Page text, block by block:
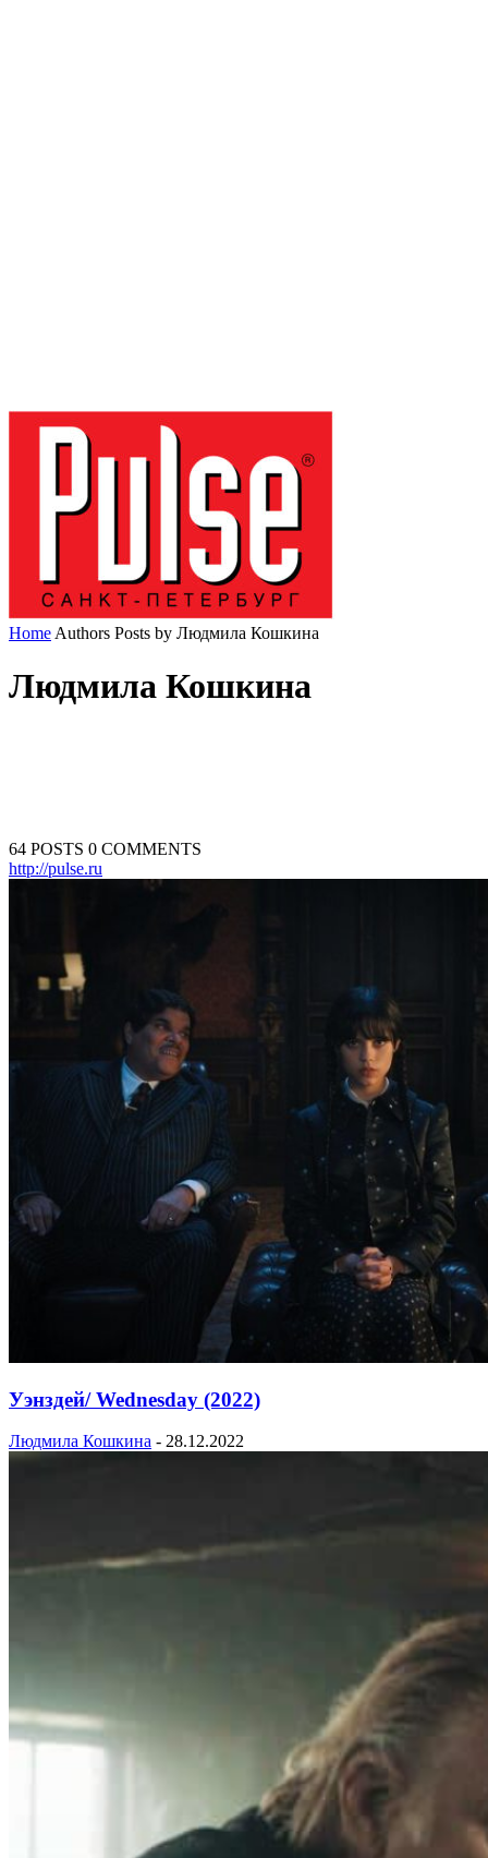
Home Authors Posts by Людмила Кошкина
Людмила Кошкина
64 POSTS 0 COMMENTS
http://pulse.ru
Уэнздей/ Wednesday (2022)
Людмила Кошкина - 28.12.2022